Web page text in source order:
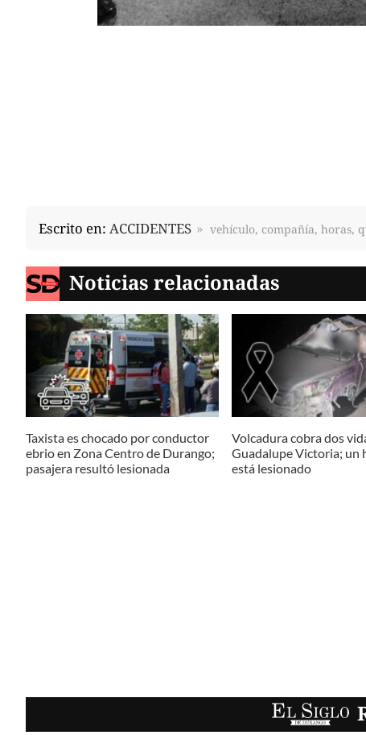
Escrito en: ACCIDENTES vehículo, compañía, horas,
Noticias relacionadas
Taxista es chocado por conductor
ebrio en Zona Centro de Durango;
pasajera resultó lesionada
Volcadura cobra dos
Guadalupe Victoria; un
está lesionado
EL SIGLO